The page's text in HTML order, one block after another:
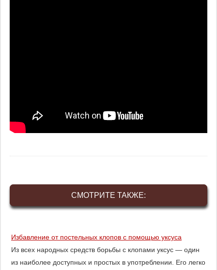
СМОТРИТЕ ТАКЖЕ:
Избавление от постельных клопов с помощью уксуса
Из всех народных средств борьбы с клопами уксус — один
из наиболее доступных и простых в употреблении. Его легко